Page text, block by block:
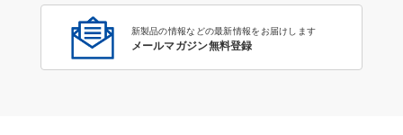
新製品の情報などの最新情報をお届けします
メールマガジン無料登録